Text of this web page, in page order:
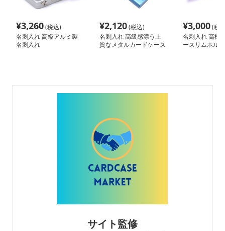
¥3,260(税込)
名刺入れ 高級アルミ製
名刺入れ
¥2,120(税込)
名刺入れ 高級感漂う上
質なメタルカードケース
¥3,000(税
名刺入れ 高機
ースリムホル
サイト監修